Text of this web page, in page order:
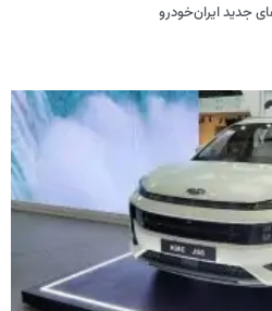
جدید ایران‌خودرو